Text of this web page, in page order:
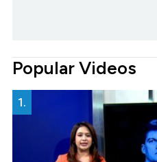
Popular Videos
1.